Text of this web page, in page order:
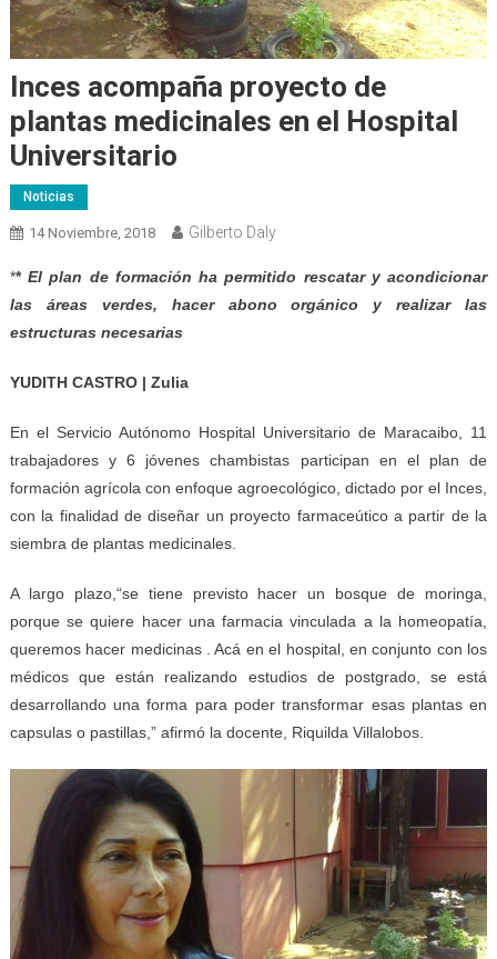
Inces acompaña proyecto de
plantas medicinales en el Hospital
Universitario
Noticias
14 Noviembre, 2018 Gilberto Daly
**El plan de formación ha permitido rescatar y acondicionar
las áreas verdes, hacer abono orgánico y realizar las
estructuras necesarias
YUDITH CASTRO | Zulia
En el Servicio Autónomo Hospital Universitario de Maracaibo, 11
trabajadores y 6 jóvenes chambistas participan en el plan de
formación agrícola con enfoque agroecológico, dictado por el Inces,
con la finalidad de diseñar un proyecto farmaceútico a partir de la
siembra de plantas medicinales.
A largo plazo,“se tiene previsto hacer un bosque de moringa,
porque se quiere hacer una farmacia vinculada a la homeopatía,
queremos hacer medicinas . Acá en el hospital, en conjunto con los
médicos que están realizando estudios de postgrado, se está
desarrollando una forma para poder transformar esas plantas en
capsulas o pastillas,” afirmó la docente, Riquilda Villalobos.